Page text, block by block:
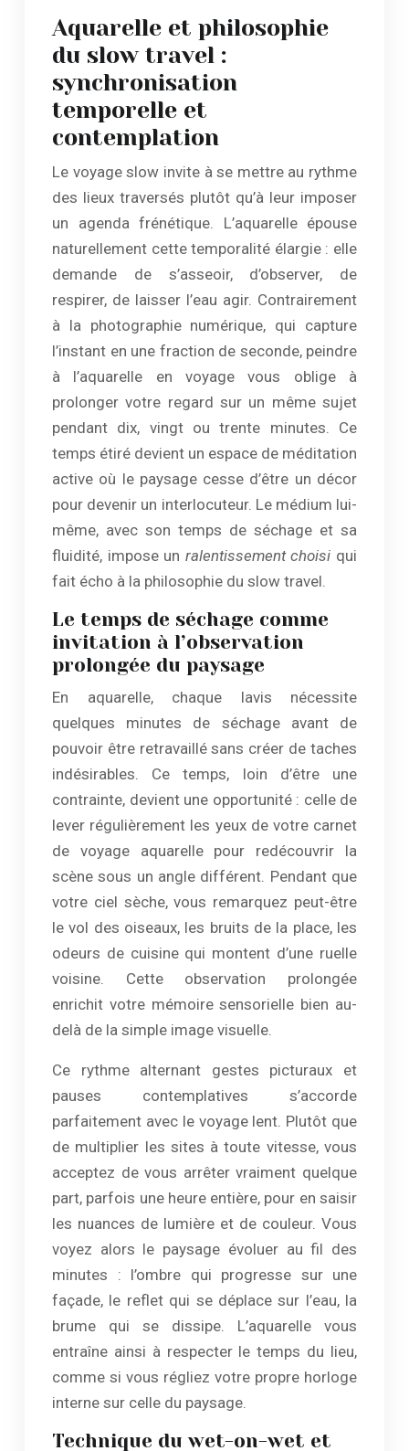
Aquarelle et philosophie
du slow travel :
synchronisation
temporelle et
contemplation
Le voyage slow invite à se mettre au rythme
des lieux traversés plutôt qu’à leur imposer
un agenda frénétique. L’aquarelle épouse
naturellement cette temporalité élargie : elle
demande de s’asseoir, d’observer, de
respirer, de laisser l’eau agir. Contrairement
à la photographie numérique, qui capture
l’instant en une fraction de seconde, peindre
à l’aquarelle en voyage vous oblige à
prolonger votre regard sur un même sujet
pendant dix, vingt ou trente minutes. Ce
temps étiré devient un espace de méditation
active où le paysage cesse d’être un décor
pour devenir un interlocuteur. Le médium lui-
même, avec son temps de séchage et sa
fluidité, impose un ralentissement choisi qui
fait écho à la philosophie du slow travel.
Le temps de séchage comme
invitation à l’observation
prolongée du paysage
En aquarelle, chaque lavis nécessite
quelques minutes de séchage avant de
pouvoir être retravaillé sans créer de taches
indésirables. Ce temps, loin d’être une
contrainte, devient une opportunité : celle de
lever régulièrement les yeux de votre carnet
de voyage aquarelle pour redécouvrir la
scène sous un angle différent. Pendant que
votre ciel sèche, vous remarquez peut-être
le vol des oiseaux, les bruits de la place, les
odeurs de cuisine qui montent d’une ruelle
voisine. Cette observation prolongée
enrichit votre mémoire sensorielle bien au-
delà de la simple image visuelle.
Ce rythme alternant gestes picturaux et
pauses contemplatives s’accorde
parfaitement avec le voyage lent. Plutôt que
de multiplier les sites à toute vitesse, vous
acceptez de vous arrêter vraiment quelque
part, parfois une heure entière, pour en saisir
les nuances de lumière et de couleur. Vous
voyez alors le paysage évoluer au fil des
minutes : l’ombre qui progresse sur une
façade, le reflet qui se déplace sur l’eau, la
brume qui se dissipe. L’aquarelle vous
entraîne ainsi à respecter le temps du lieu,
comme si vous régliez votre propre horloge
interne sur celle du paysage.
Technique du wet-on-wet et